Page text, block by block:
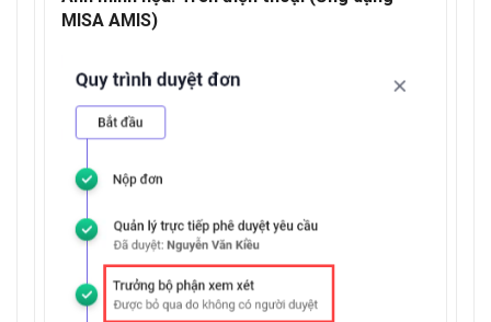
MISA AMIS)